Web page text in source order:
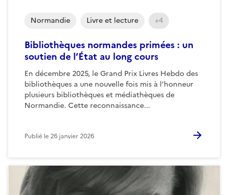
Bibliothèques normandes primées : un
soutien de l’État au long cours
En décembre 2025, le Grand Prix Livres Hebdo des
bibliothèques a une nouvelle fois mis à l’honneur
plusieurs bibliothèques et médiathèques de
Normandie. Cette reconnaissance...
Normandie Livre et lecture +4
Publié le26 janvier 2026